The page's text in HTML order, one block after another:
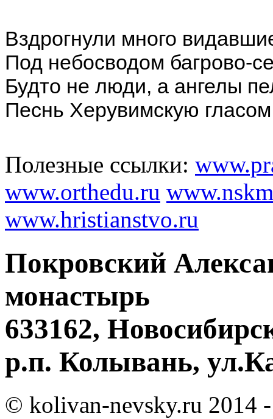
Вздрогнули много
Под небосводом багрово-
Будто не люди, а ангелы
Песнь Херувимскую
Полезные ссылки:
www.orthedu.ru
www.hristianstvo.ru
Покровский
монастырь
633162,
р.п. Колывань,
© kolivan-nevsky.ru 2014